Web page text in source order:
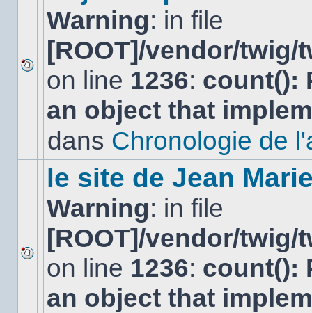
Aucun
nouveau
message
non-
dans
sujet.
Warning: in file
[ROOT]/vendor/
on line 1236: count():
an object that
dans Chronologie de
Aucun
nouveau
message
non-
le site de Jean
Warning: in file
[ROOT]/vendor/
on line 1236: count():
an object that